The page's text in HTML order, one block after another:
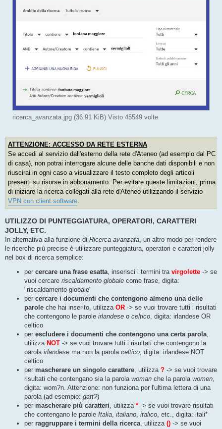
ricerca_avanzata.jpg (36.91 KiB) Visto 45549 volte
ATTENZIONE: ACCESSO DA RETE ESTERNA
Se accedi al servizio dall'esterno della rete d'Ateneo (ad esempio dal PC
di casa), non potrai interrogare alcune delle banche dati disponibili e non
riuscirai in ogni caso a visualizzare il testo completo degli articoli
presenti su risorse in abbonamento. Per evitare queste limitazioni, prima
di iniziare la ricerca collegati alla rete d'Ateneo utilizzando il servizio
VPN con client software.
UTILIZZO DI PUNTEGGIATURA, OPERATORI, CARATTERI
JOLLY, ETC.
In alternativa alla funzione di Ricerca avanzata, un altro modo per rendere
le ricerche più precise è utilizzare punteggiatura, operatori e caratteri jolly
nel box di ricerca semplice:
per cercare una frase esatta , inserisci i termini tra virgolette -> se
vuoi cercare riscaldamento globale come frase, digita:
"riscaldamento globale"
per cercare i documenti che contengono almeno una delle
parole che hai inserito, utilizza OR -> se vuoi trovare tutti i risultati
che contengono le parole irlandese o celtico , digita: irlandese OR
celtico
per escludere i documenti che contengono una certa parola
utilizza NOT -> se vuoi trovare tutti i risultati che contengono la
parola irlandese ma non la parola celtico , digita: irlandese NOT
celtico
per mascherare un singolo carattere , utilizza ? -> se vuoi trovare
risultati che contengano sia la parola woman che la parola women
digita: wom?n. Attenzione: non funziona per l'ultima lettera di una
parola (ad esempio: gatt?)
per mascherare più caratteri , utilizza * -> se vuoi trovare risultati
che contengano le parole Italia italiano italico , etc., digita: itali*
per raggruppare i termini della ricerca , utilizza () -> se vuoi